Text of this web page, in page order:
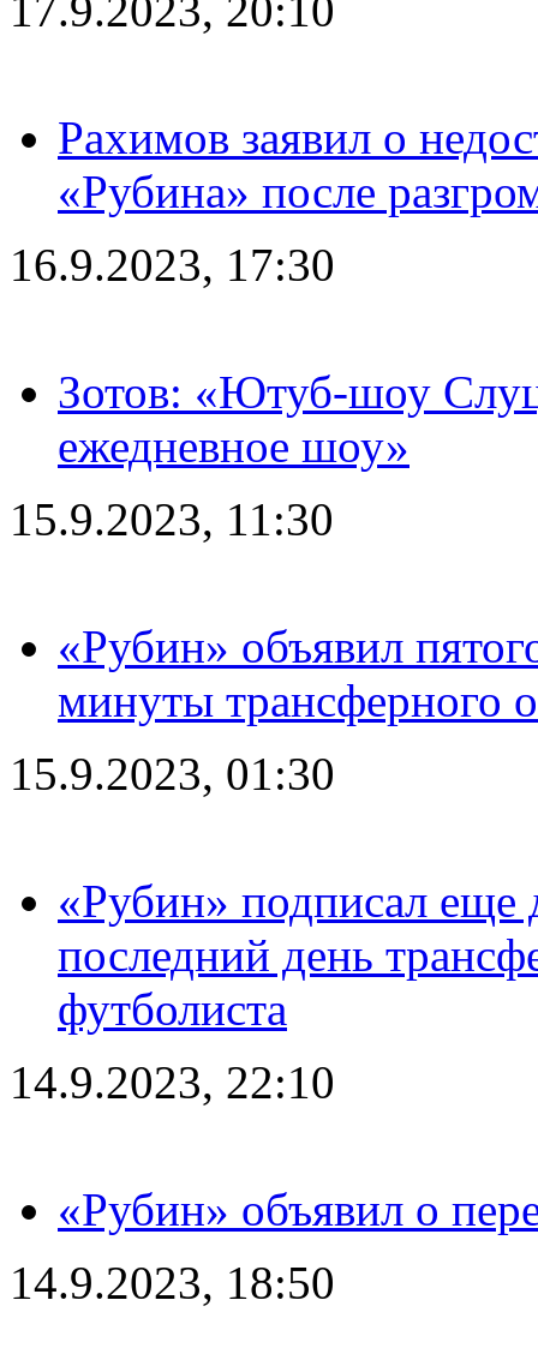
Рахимов заявил о
«Рубина» после
16.9.2023, 17:30
Зотов: «Ютуб-шоу
ежедневное шоу»
15.9.2023, 11:30
«Рубин» объявил
минуты трансферного
15.9.2023, 01:30
«Рубин» подписал еще
последний день
футболиста
14.9.2023, 22:10
«Рубин» объявил о
14.9.2023, 18:50